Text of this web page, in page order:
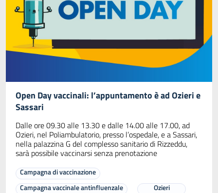
Open Day vaccinali: l’appuntamento è ad Ozieri e
Sassari
Dalle ore 09.30 alle 13.30 e dalle 14.00 alle 17.00, ad
Ozieri, nel Poliambulatorio, presso l’ospedale, e a Sassari,
nella palazzina G del complesso sanitario di Rizzeddu,
sarà possibile vaccinarsi senza prenotazione
Campagna di vaccinazione
Campagna vaccinale antinfluenzale
Ozieri